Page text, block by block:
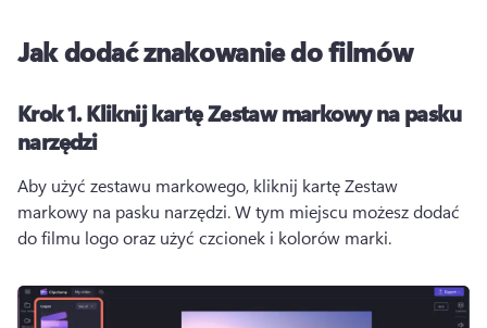
Jak dodać znakowanie do filmów
Krok 1.Kliknij kartę Zestaw markowy na pasku
narzędzi
Aby użyć zestawu markowego, kliknij kartę Zestaw
markowy na pasku narzędzi. W tym miejscu możesz dodać
do filmu logo oraz użyć czcionek i kolorów marki.